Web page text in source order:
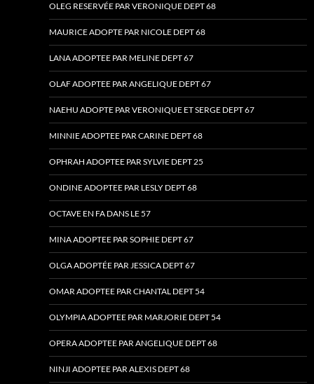
OLEG RESERVÉE PAR VERONIQUE DEPT 68
MAURICE ADOPTE PAR NICOLE DEPT 68
LANA ADOPTEE PAR MELINE DEPT 67
OLAF ADOPTEE PAR ANGELIQUE DEPT 67
NAEHU ADOPTE PAR VERONIQUE ET SERGE DEPT 67
MINNIE ADOPTEE PAR CARINE DEPT 68
OPHRAH ADOPTEE PAR SYLVIE DEPT 25
ONDINE ADOPTEE PAR LESLY DEPT 68
OCTAVE EN FA DANS LE 57
MINA ADOPTEE PAR SOPHIE DEPT 67
OLGA ADOPTÉE PAR JESSICA DEPT 67
OMAR ADOPTEE PAR CHANTAL DEPT 54
OLYMPIA ADOPTEE PAR MARJORIE DEPT 54
OPERA ADOPTEE PAR ANGELIQUE DEPT 68
NINJI ADOPTEE PAR ALEXIS DEPT 68